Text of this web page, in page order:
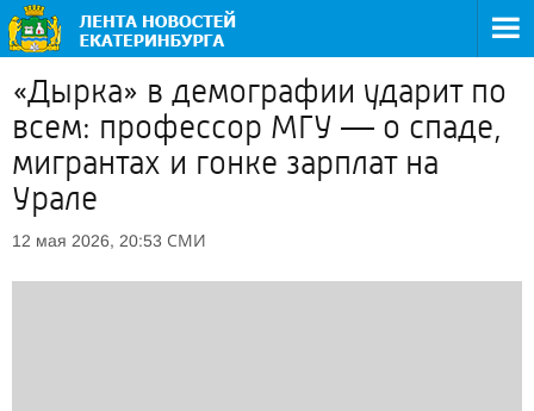
«Дырка» в демографии ударит по
всем: профессор МГУ — о спаде,
мигрантах и гонке зарплат на
Урале
12 мая 2026, 20:53 СМИ